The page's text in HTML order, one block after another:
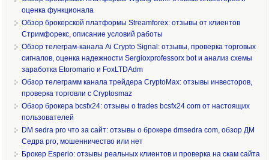
оценка функционала
Обзор брокерской платформы Streamforex: отзывы от клиентов
Стримфорекс, описание условий работы
Обзор телеграм-канала Ai Crypto Signal: отзывы, проверка торговых
сигналов, оценка надежности Sergioxprofessorx bot и анализ схемы
заработка Etoromario и FoxLTDAdm
Обзор телеграмм канала трейдера CryptoMax: отзывы инвесторов,
проверка торговли с Cryptosmaz
Обзор брокера bcsfx24: отзывы о trades bcsfx24 com от настоящих
пользователей
DM sedra pro что за сайт: отзывы о брокере dmsedra com, обзор ДМ
Седра pro, мошенничество или нет
Брокер Esperio: отзывы реальных клиентов и проверка на скам сайта